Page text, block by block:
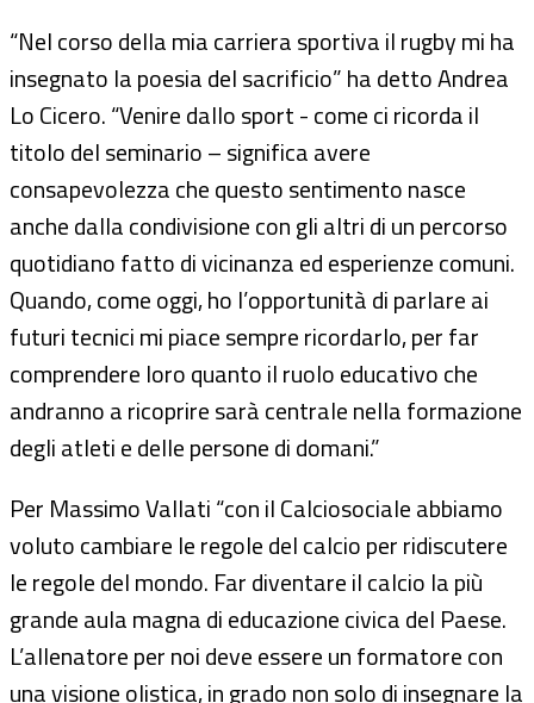
“Nel corso della mia carriera sportiva il rugby mi ha
insegnato la poesia del sacrificio” ha detto Andrea
Lo Cicero. “Venire dallo sport - come ci ricorda il
titolo del seminario – significa avere
consapevolezza che questo sentimento nasce
anche dalla condivisione con gli altri di un percorso
quotidiano fatto di vicinanza ed esperienze comuni.
Quando, come oggi, ho l’opportunità di parlare ai
futuri tecnici mi piace sempre ricordarlo, per far
comprendere loro quanto il ruolo educativo che
andranno a ricoprire sarà centrale nella formazione
degli atleti e delle persone di domani.”
Per Massimo Vallati “con il Calciosociale abbiamo
voluto cambiare le regole del calcio per ridiscutere
le regole del mondo. Far diventare il calcio la più
grande aula magna di educazione civica del Paese.
L’allenatore per noi deve essere un formatore con
una visione olistica, in grado non solo di insegnare la